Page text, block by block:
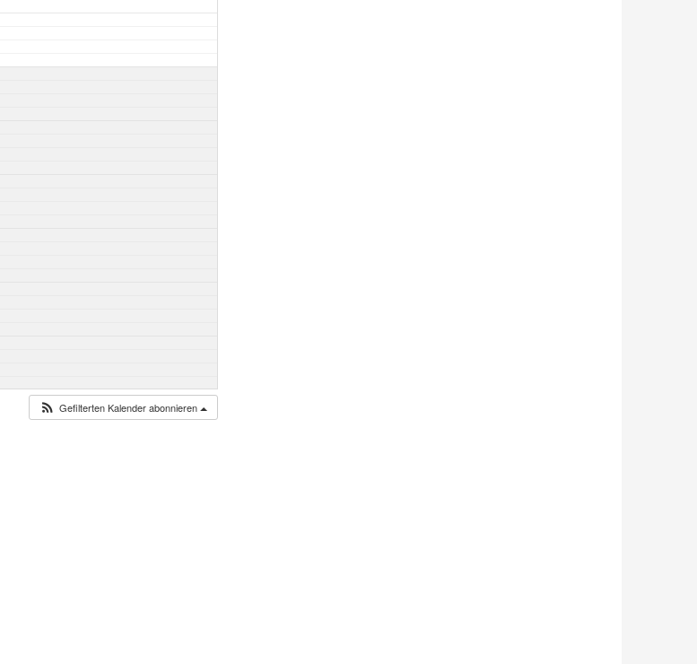
Gefilterten Kalender abonnieren